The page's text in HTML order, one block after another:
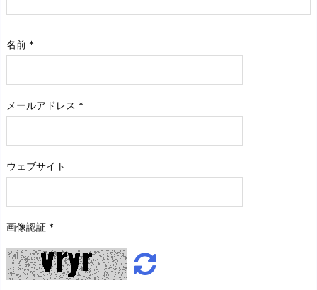
名前 *
メールアドレス *
ウェブサイト
画像認証 *